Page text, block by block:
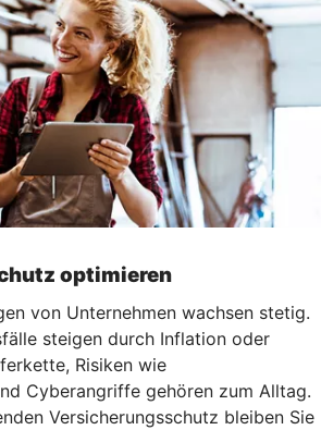
optimieren
von Unternehmen wachsen stetig.
steigen durch Inflation oder
Risiken wie
Cyberangriffe gehören zum Alltag.
Versicherungsschutz bleiben Sie